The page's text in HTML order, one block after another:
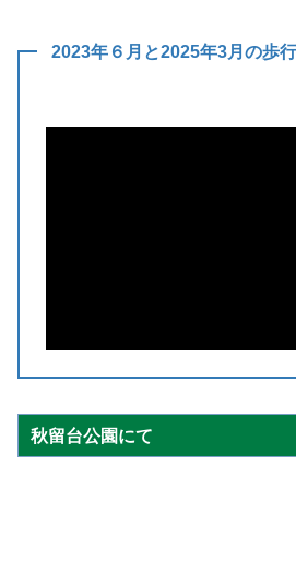
2023年６月と2025年3月の歩
秋留台公園にて